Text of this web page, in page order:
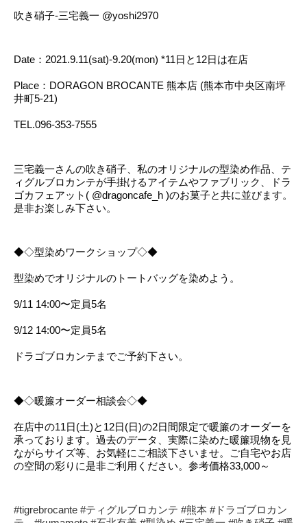
吹き硝子-三宅義一 @yoshi2970
Date：2021.9.11(sat)-9.20(mon) *11日と12日は在店
Place：DORAGON BROCANTE 熊本店 (熊本市中央区南坪
井町5-21)
TEL.096-353-7555
三宅義一さんの吹き硝子、私のオリジナルの型染め作品、テ
ィグルブロカンテが手掛けるアイテムやファブリック、ドラ
ゴカフェアット( @dragoncafe_h )のお菓子と共に並びます。
是非お楽しみ下さい。
◆◇型染めワークショップ◇◆
型染めでオリジナルのトートバッグを染めよう。
9/11 14:00〜定員5名
9/12 14:00〜定員5名
ドラゴブロカンテまでご予約下さい。
◆◇暖簾オーダー相談会◇◆
在店中の11日(土)と12日(日)の2日間限定で暖簾のオーダーを
承っております。過去のデータ、実際に染めた暖簾現物を見
ながらサイズ等、お気軽にご相談下さいませ。ご自宅やお店
の空間の彩りに是非ご利用ください。参考価格33,000～
#tigrebrocante #ティグルブロカンテ #熊本 #ドラゴブロカン